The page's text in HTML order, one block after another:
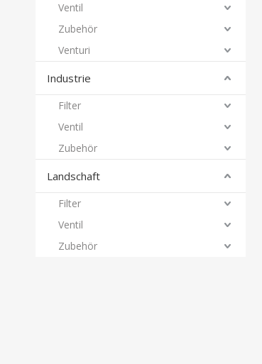
Ventil
Zubehör
Venturi
Industrie
Filter
Ventil
Zubehör
Landschaft
Filter
Ventil
Zubehör